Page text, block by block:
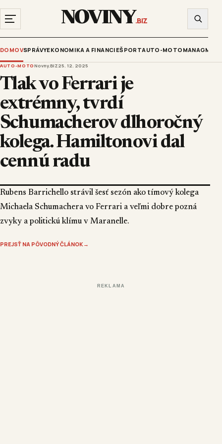
NOVINY.BIZ
DOMOVSPRÁVYEKONOMIKA A FINANCIEŠPORTAUTO-MOTO
AUTO-MOTONovny.BIZ25. 12. 2025
Tlak vo Ferrari je
extrémny, tvrdí
Schumacherov dlhoročný
kolega. Hamiltonovi dal
cennú radu
Rubens Barrichello strávil šesť sezón ako tímový kolega
Michaela Schumachera vo Ferrari a veľmi dobre pozná
zvyky a politickú klímu v Maranelle.
PREJSŤ NA PÔVODNÝ ČLÁNOK →
REKLAMA